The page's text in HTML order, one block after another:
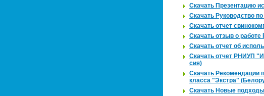
Ска­чать Пре­зен­та­цию
Ска­чать Ру­ко­вод­ство
Ска­чать отчет
Ска­чать отзыв о
Ска­чать отчет об
Ска­чать отчет РНИУП
сия)
Ска­чать Ре­ко­мен­да­ции
клас­са "Экс­т­ра"
Ска­чать Новые